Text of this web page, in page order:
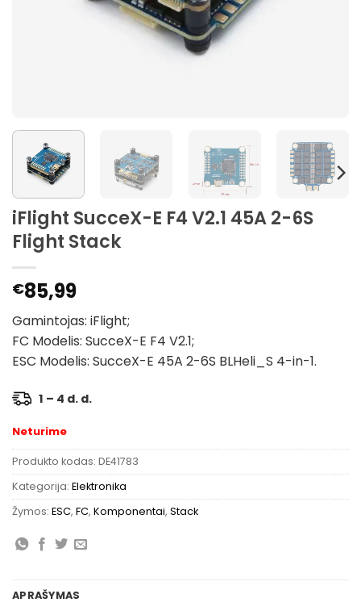
iFlight SucceX-E F4 V2.1 45A 2-6S
Flight Stack
€85,99
Gamintojas: iFlight;
FC Modelis: SucceX-E F4 V2.1;
ESC Modelis: SucceX-E 45A 2-6S BLHeli_S 4-in-1.
1 – 4 d. d.
Neturime
Produkto kodas: DE41783
Kategorija: Elektronika
Žymos: ESC, FC, Komponentai, Stack
APRAŠYMAS